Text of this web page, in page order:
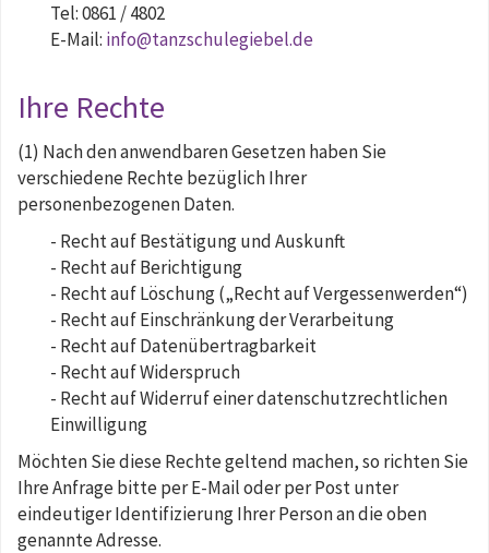
Tel: 0861 / 4802
E-Mail: info@tanzschulegiebel.de
Ihre Rechte
(1) Nach den anwendbaren Gesetzen haben Sie
verschiedene Rechte bezüglich Ihrer
personenbezogenen Daten.
- Recht auf Bestätigung und Auskunft
- Recht auf Berichtigung
- Recht auf Löschung („Recht auf Vergessenwerden“)
- Recht auf Einschränkung der Verarbeitung
- Recht auf Datenübertragbarkeit
- Recht auf Widerspruch
- Recht auf Widerruf einer datenschutzrechtlichen
Einwilligung
Möchten Sie diese Rechte geltend machen, so richten Sie
Ihre Anfrage bitte per E-Mail oder per Post unter
eindeutiger Identifizierung Ihrer Person an die oben
genannte Adresse.